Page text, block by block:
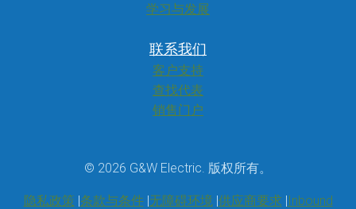
学习与发展
联系我们
客户支持
查找代表
销售门户
© 2026 G&W Electric. 版权所有。
隐私政策 条款与条件 无障碍环境 供应商要求 Inbound